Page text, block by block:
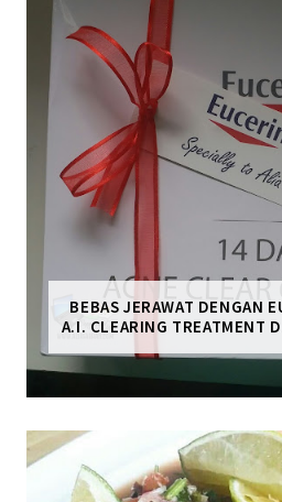
BEBAS JERAWAT DENGAN
A.I. CLEARING TREATMENT